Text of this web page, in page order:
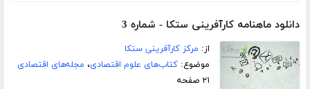
دانلود ماهنامه کارآفرینی ستکا - شماره 3
از: مرکز کارآفرینی ستکا
موضوع:کتاب‌های علوم اقتصادی، مجله‌های اقتصادی
۲۱ صفحه